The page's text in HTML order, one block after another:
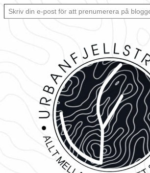
Hoppa
Skriv din e-post för att prenumerera på bloggen… Ett enkelt sätt att hålla sig uppdaterad automatiskt.